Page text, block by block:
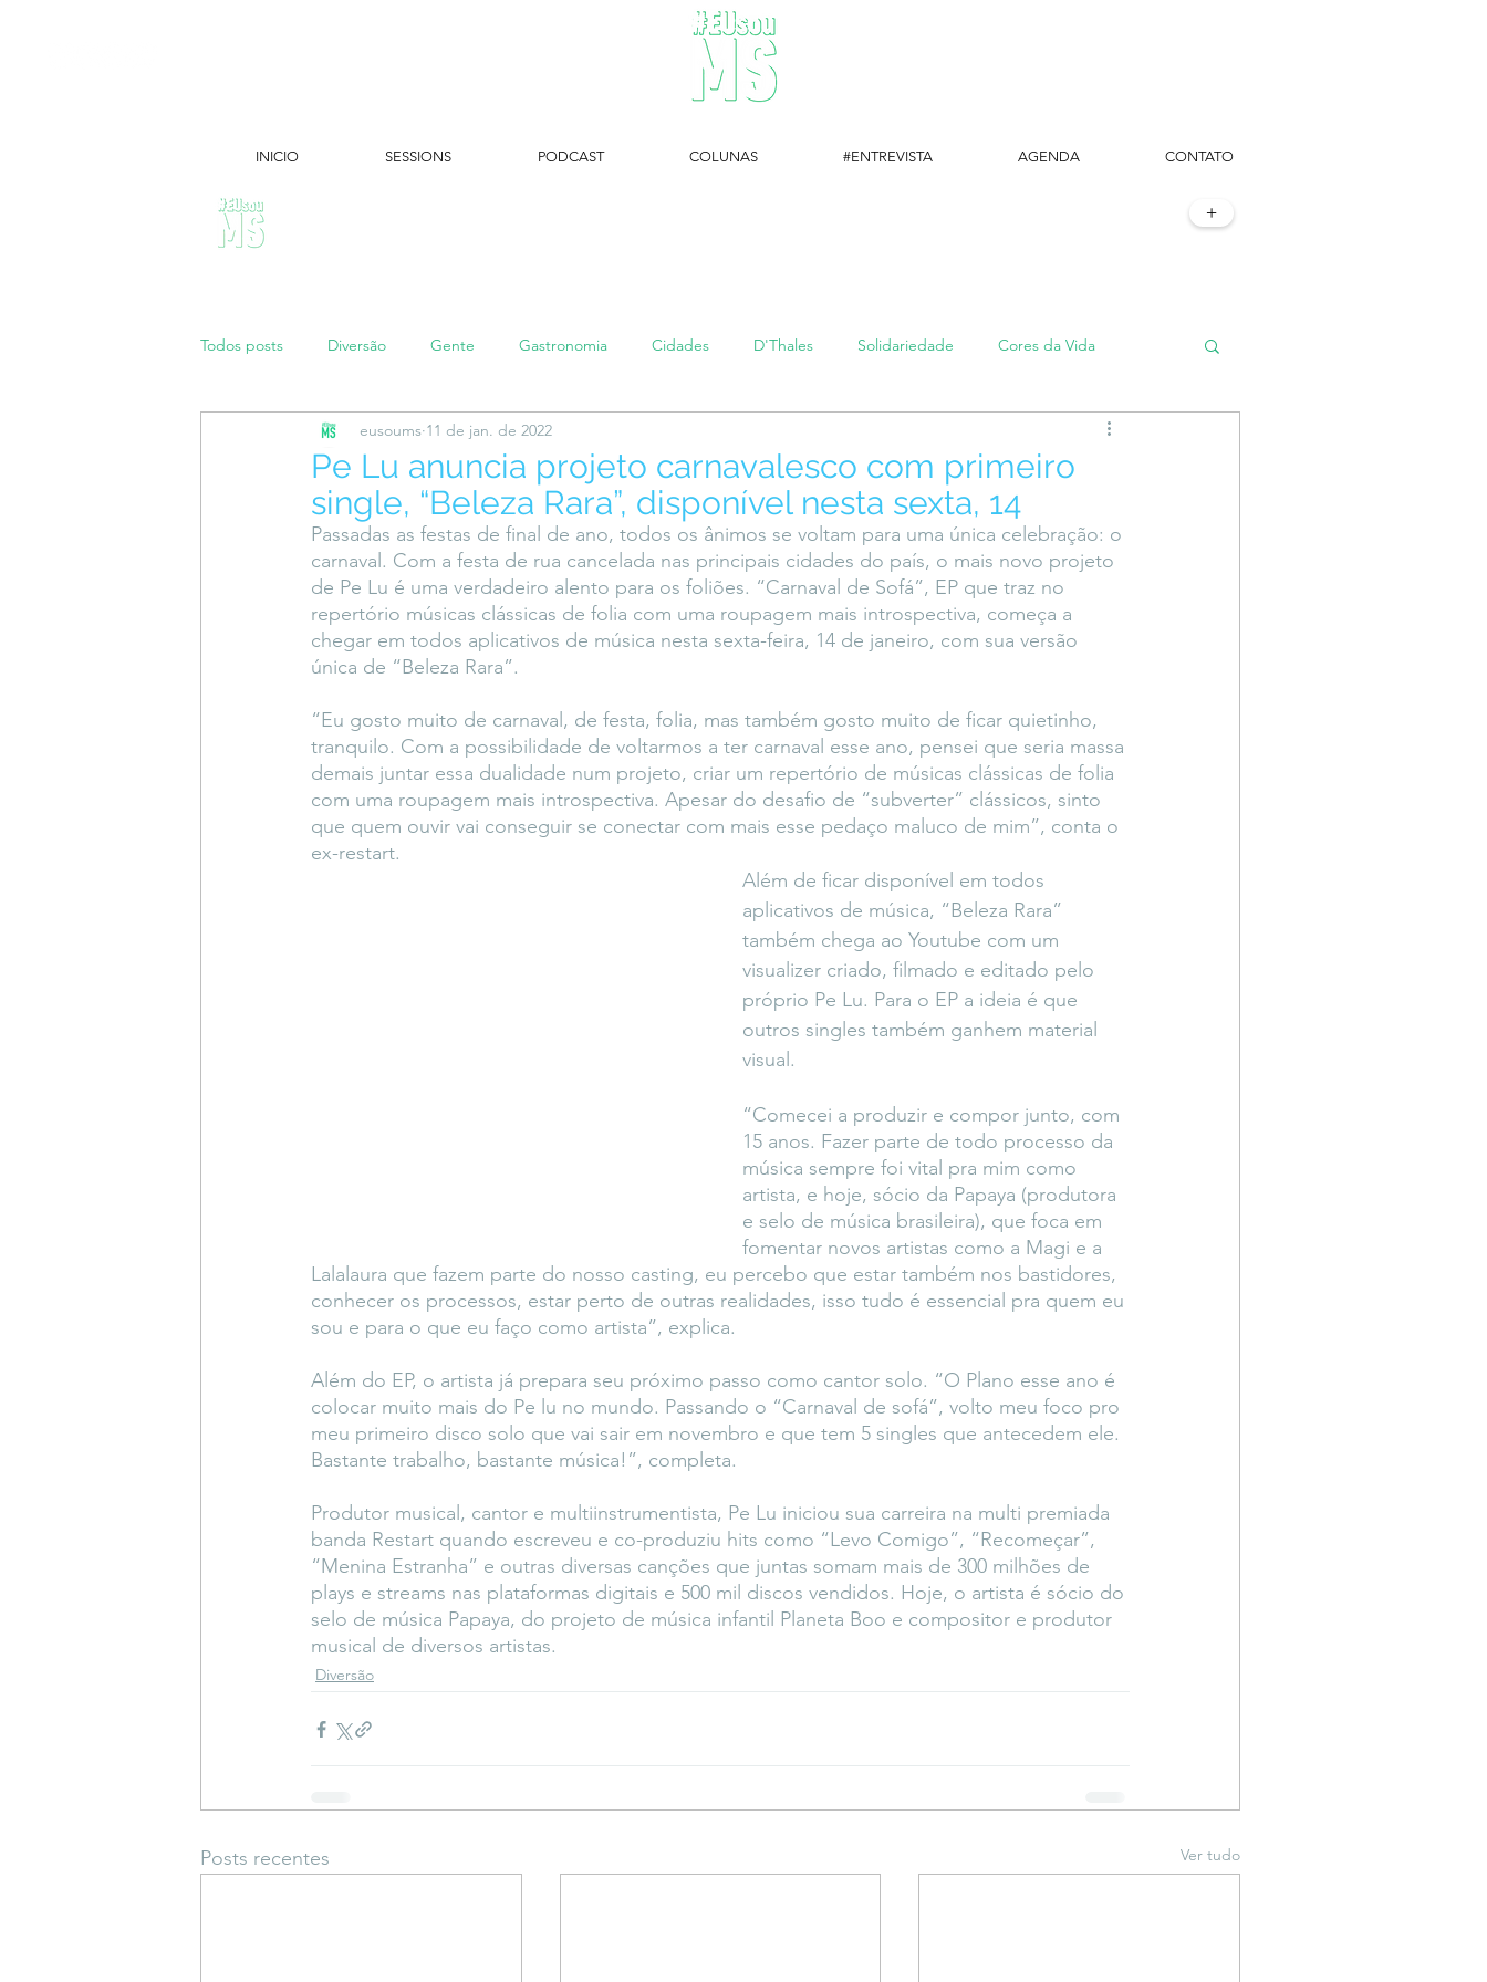
Todos posts Diversão Gente Gastronomia Cidades D'Thales Solidariedade Cores da Vida
Papo de Mãe #maratonei #setembroamarelo #TôemSampa, meu!
Coluna do Vasques #DescomplicaLara #entrevista Entre Palavras Fora da Curva Território Livre
DESIMAGINAR Saiba Direito
Pe Lu anuncia projeto carnavalesco com primeiro
single, “Beleza Rara”, disponível nesta sexta, 14
eusoums 11 de jan. de 2022
Passadas as festas de final de ano, todos os ânimos se voltam para uma única celebração: o
carnaval. Com a festa de rua cancelada nas principais cidades do país, o mais novo projeto
de Pe Lu é uma verdadeiro alento para os foliões. “Carnaval de Sofá”, EP que traz no
repertório músicas clássicas de folia com uma roupagem mais introspectiva, começa a
chegar em todos aplicativos de música nesta sexta-feira, 14 de janeiro, com sua versão
única de “Beleza Rara”.
“Eu gosto muito de carnaval, de festa, folia, mas também gosto muito de ficar quietinho,
tranquilo. Com a possibilidade de voltarmos a ter carnaval esse ano, pensei que seria massa
demais juntar essa dualidade num projeto, criar um repertório de músicas clássicas de folia
com uma roupagem mais introspectiva. Apesar do desafio de “subverter” clássicos, sinto
que quem ouvir vai conseguir se conectar com mais esse pedaço maluco de mim”, conta o
ex-restart.
Além de ficar disponível em todos
aplicativos de música, “Beleza Rara”
também chega ao Youtube com um
visualizer criado, filmado e editado pelo
próprio Pe Lu. Para o EP a ideia é que
outros singles também ganhem material
visual.
“Comecei a produzir e compor junto, com
15 anos. Fazer parte de todo processo da
música sempre foi vital pra mim como
artista, e hoje, sócio da Papaya (produtora
e selo de música brasileira), que foca em
fomentar novos artistas como a Magi e a
Lalalaura que fazem parte do nosso casting, eu percebo que estar também nos bastidores,
conhecer os processos, estar perto de outras realidades, isso tudo é essencial pra quem eu
sou e para o que eu faço como artista”, explica.
Além do EP, o artista já prepara seu próximo passo como cantor solo. “O Plano esse ano é
colocar muito mais do Pe lu no mundo. Passando o “Carnaval de sofá”, volto meu foco pro
meu primeiro disco solo que vai sair em novembro e que tem 5 singles que antecedem ele.
Bastante trabalho, bastante música!”, completa.
Produtor musical, cantor e multiinstrumentista, Pe Lu iniciou sua carreira na multi premiada
banda Restart quando escreveu e co-produziu hits como “Levo Comigo”, “Recomeçar”,
“Menina Estranha” e outras diversas canções que juntas somam mais de 300 milhões de
plays e streams nas plataformas digitais e 500 mil discos vendidos. Hoje, o artista é sócio do
selo de música Papaya, do projeto de música infantil Planeta Boo e compositor e produtor
musical de diversos artistas.
Diversão
Posts recentes Ver tudo
+
INICIO SESSIONS PODCAST COLUNAS #ENTREVISTA AGENDA CONTATO